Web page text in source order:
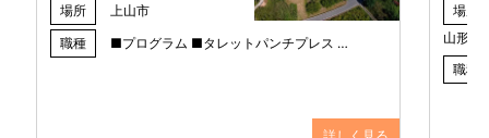
場所
上山市
職種
■プログラム ■タレットパンチプレス …
場所
山形・
職種